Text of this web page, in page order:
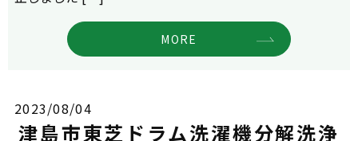
MORE
2023/08/04
津島市東芝ドラム洗濯機分解洗浄